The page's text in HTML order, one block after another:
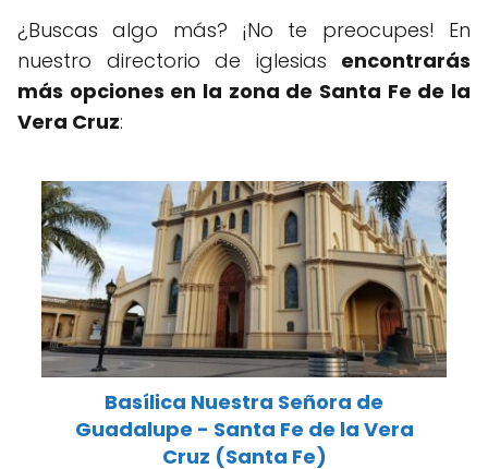
¿Buscas algo más? ¡No te preocupes! En
nuestro directorio de iglesias encontrarás
más opciones en la zona de Santa Fe de la
Vera Cruz:
Basílica Nuestra Señora de
Guadalupe - Santa Fe de la Vera
Cruz (Santa Fe)